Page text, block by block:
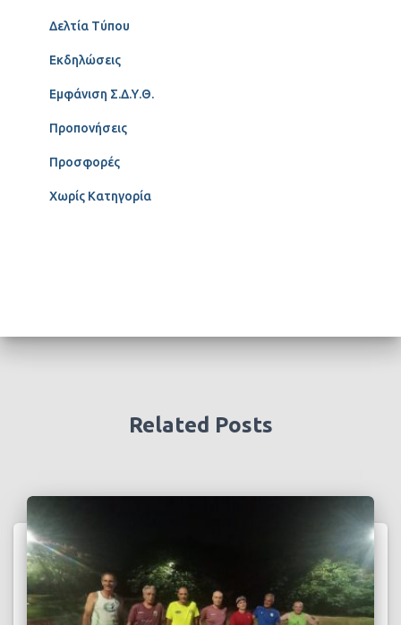
Δελτία Τύπου
Εκδηλώσεις
Εμφάνιση Σ.Δ.Υ.Θ.
Προπονήσεις
Προσφορές
Χωρίς Κατηγορία
Related Posts